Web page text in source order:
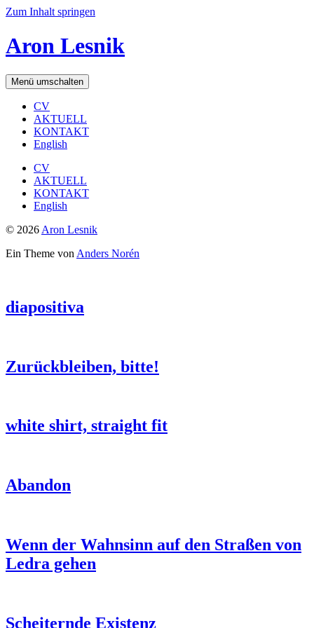
Zum Inhalt springen
Aron Lesnik
Menü umschalten
CV
AKTUELL
KONTAKT
English
CV
AKTUELL
KONTAKT
English
© 2026 Aron Lesnik
Ein Theme von Anders Norén
diapositiva
Zurückbleiben, bitte!
white shirt, straight fit
Abandon
Wenn der Wahnsinn auf den Straßen von
Ledra gehen
Scheiternde Existenz